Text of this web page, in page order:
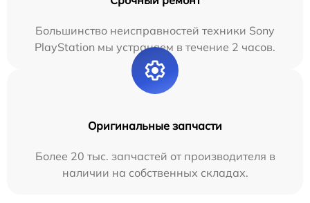
Большинство неисправностей техники Sony
PlayStation мы устраняем в течение 2 часов.
Оригинальные запчасти
Более 20 тыс. запчастей от производителя в
наличии на собственных складах.